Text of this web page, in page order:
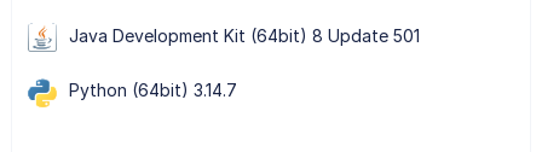
Java Development Kit (64bit) 8 Update 501
Python (64bit) 3.14.7